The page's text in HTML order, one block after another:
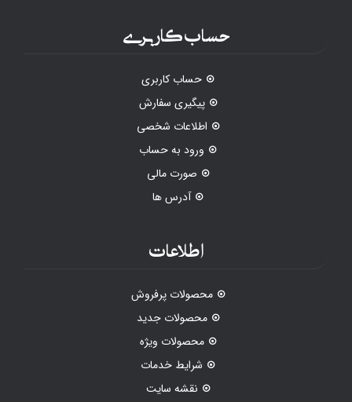
حساب کاربری
حساب کاربری
پیگیری سفارش
اطلاعات شخصی
ورود به حساب
صورت مالی
آدرس ها
اطلاعات
محصولات پرفروش
محصولات جدید
محصولات ویژه
شرایط خدمات
نقشه سایت